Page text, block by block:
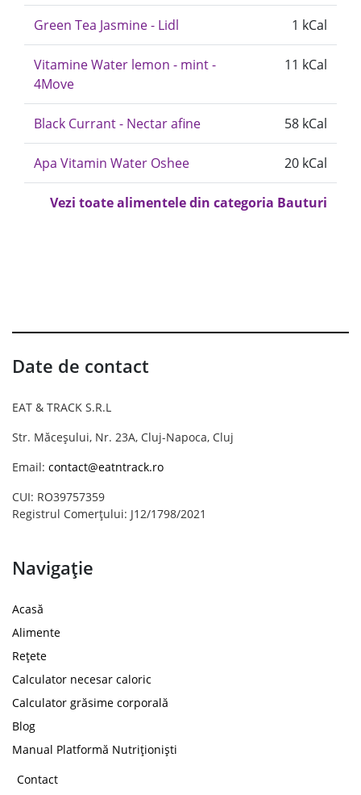
Green Tea Jasmine - Lidl 1 kCal
Vitamine Water lemon - mint -
4Move
11 kCal
Black Currant - Nectar afine 58 kCal
Apa Vitamin Water Oshee 20 kCal
Vezi toate alimentele din categoria Bauturi
Date de contact
EAT & TRACK S.R.L
Str. Măceșului, Nr. 23A, Cluj-Napoca, Cluj
Email: contact@eatntrack.ro
CUI: RO39757359
Registrul Comerțului: J12/1798/2021
Navigație
Acasă
Alimente
Rețete
Calculator necesar caloric
Calculator grăsime corporală
Blog
Manual Platformă Nutriționiști
Contact